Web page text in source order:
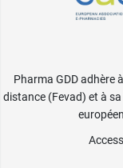
Pharma GDD adhère
distance (Fevad) et à